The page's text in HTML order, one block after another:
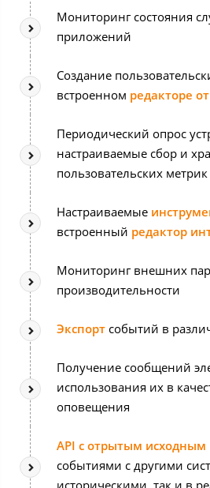
Мониторинг состояния
приложений
Создание
встроенном редакторе
Периодический опрос
настраиваемые сбор и
пользовательских метрик
Настраиваемые
встроенный редактор
Мониторинг внешних
производительности
Экспорт событий в
Получение сообщений
использования их в
оповещения
API с отрытым исходным
событиями с другими
историческими, так и в